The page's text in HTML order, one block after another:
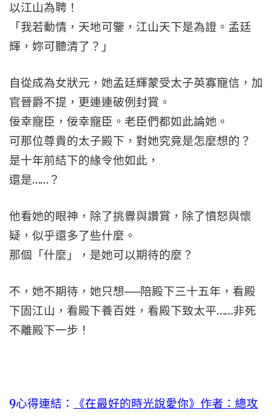
以江山為聘！
「我若動情，天地可鑒，江山天下是為證。孟廷
輝，妳可聽清了？」
自從成為女狀元，她孟廷輝蒙受太子英寡寵信，加
官晉爵不提，更連連破例封賞。
佞幸寵臣，佞幸寵臣。老臣們都如此論她。
可那位尊貴的太子殿下，對她究竟是怎麼想的？
是十年前結下的緣令他如此，
還是……？
他看她的眼神，除了挑釁與讚賞，除了憤怒與懷
疑，似乎還多了些什麼。
那個「什麼」，是她可以期待的麼？
不，她不期待，她只想──陪殿下三十五年，看殿
下固江山，看殿下養百姓，看殿下致太平……非死
不離殿下一步！
9心得連結：
《在最好的時光說愛你》作者：總攻